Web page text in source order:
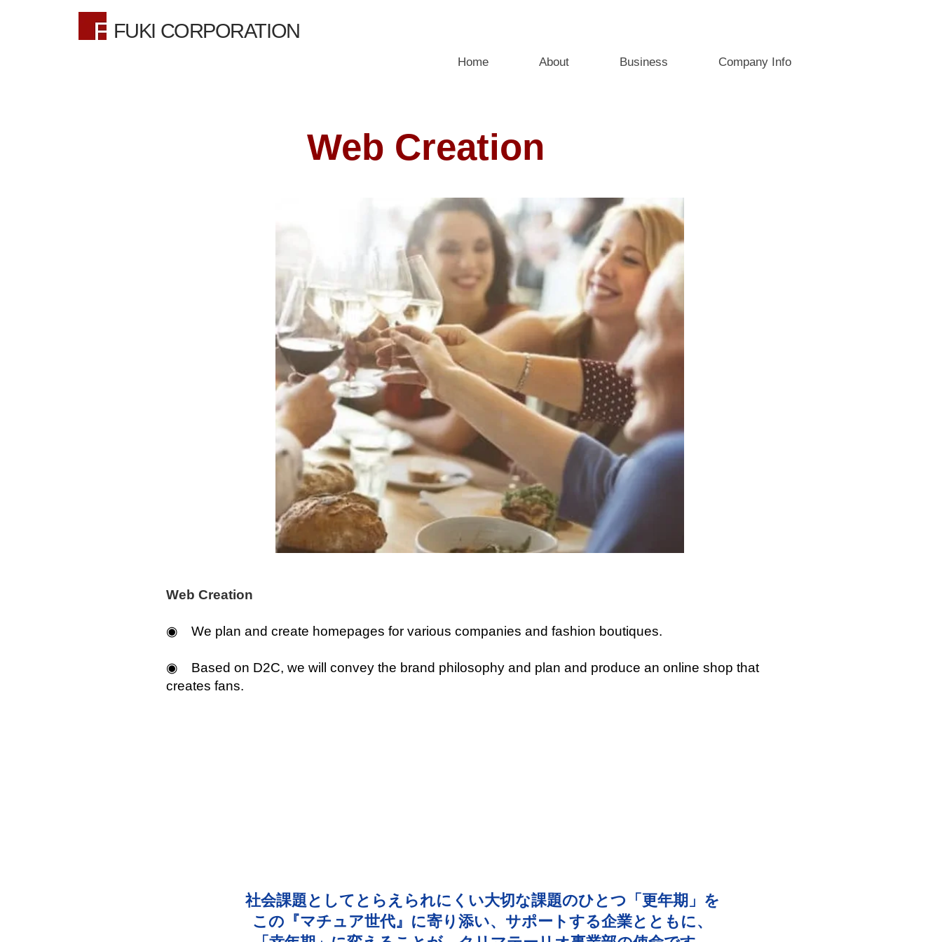
FUKI CORPORATION
Home About Business Company Info
Web Creation
Web Creation
◉ We plan and create homepages for various companies and fashion boutiques.
◉ Based on D2C, we will convey the brand philosophy and plan and produce an online shop that
creates fans.
社会課題としてとらえられにくい大切な課題のひとつ「更年期」を
この『マチュア世代』に寄り添い、サポートする企業とともに、